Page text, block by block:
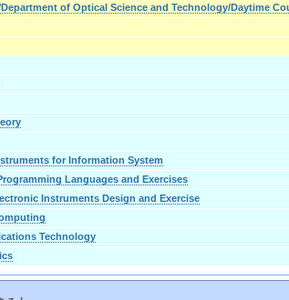
Department of Optical Science and Technology/Daytime
for Information System
Languages and Exercises
Instruments Design and Exercise
Technology